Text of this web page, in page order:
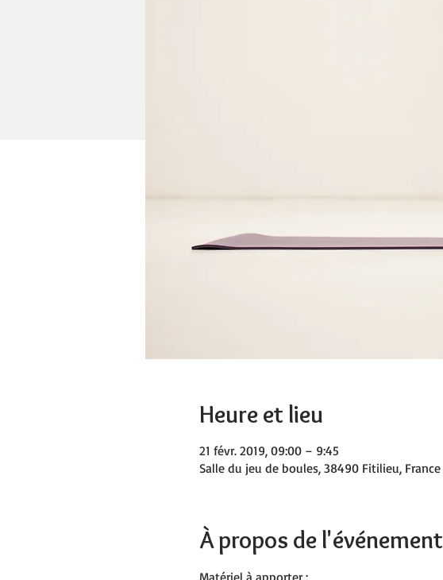
Heure et lieu
21 févr. 2019, 09:00 – 9:45
Salle du jeu de boules, 38490 Fitilieu, France
À propos de l'événement
Matériel à apporter :